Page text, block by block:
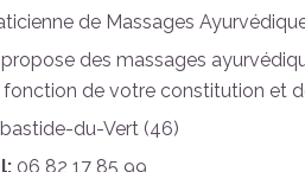
de Massages
des massages
fonction de votre constitution et
du-Vert (46)
06 82 17 85 99